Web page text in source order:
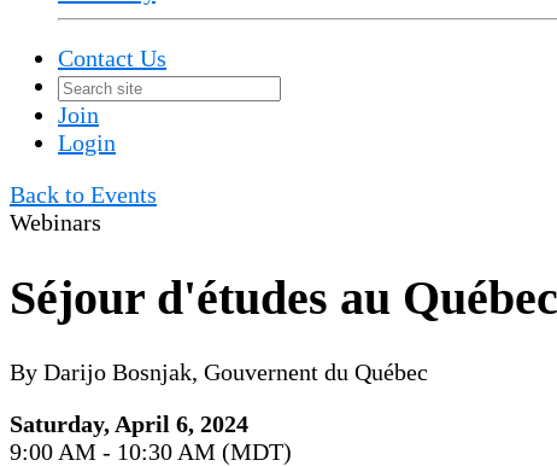
Contact Us
Join
Login
Back to Events
Webinars
Séjour d'études au
By Darijo Bosnjak, Gouvernent du Québec
Saturday, April 6, 2024
9:00 AM - 10:30 AM (MDT)